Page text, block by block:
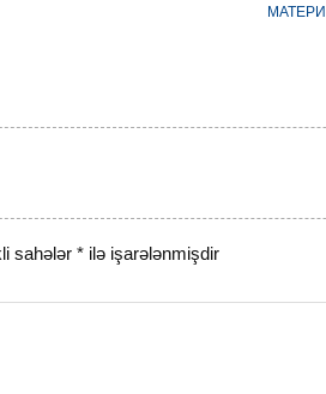
МАТЕРИ
sahələr* ilə işarələnmişdir